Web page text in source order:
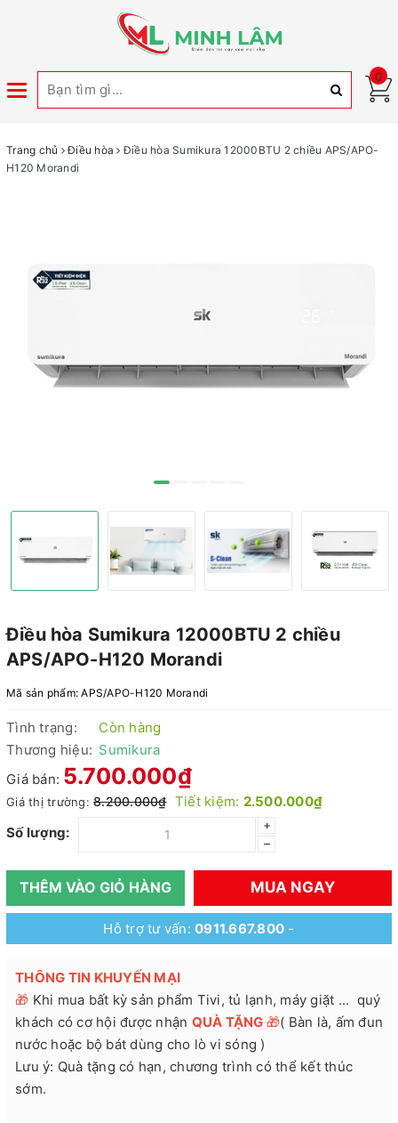
Toggle
0
Trang chủ Điều hòa
Điều hòa Sumikura 12000BTU 2 chiều APS/APO-
H120 Morandi
Điều hòa Sumikura 12000BTU 2 chiều
APS/APO-H120 Morandi
Mã sản phẩm:APS/APO-H120 Morandi
Tình trạng:
Còn hàng
Thương hiệu: Sumikura
Giá bán: 5.700.000₫
Giá thị trường: 8.200.000₫ Tiết kiệm: 2.500.000₫
Số lượng:
+
–
THÊM VÀO GIỎ HÀNG MUA NGAY
Hỗ trợ tư vấn:0911.667.800 -
THÔNG TIN KHUYẾN MẠI
🎁 Khi mua bất kỳ sản phẩm Tivi, tủ lạnh, máy giặt ... quý
khách có cơ hội được nhận QUÀ TẶNG 🎁( Bàn là, ấm đun
nước hoặc bộ bát dùng cho lò vi sóng )
Lưu ý: Quà tặng có hạn, chương trình có thể kết thúc
sớm.